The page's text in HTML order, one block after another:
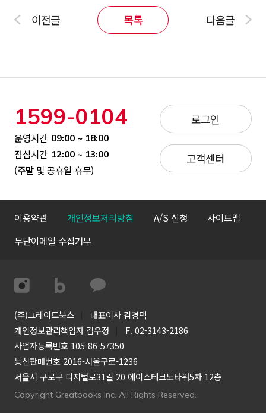
이전글 목록 다음글
1599-0104
운영시간 09:00 ~ 18:00
점심시간 12:00 ~ 13:00
(주말 및 공휴일 휴무)
로그인
고객센터
이용약관 개인정보처리방침 A/S 신청
사이트맵
무단이메일 수집거부
(주)그레이트북스
대표이사 김경택
개인정보관리책임자 김우정
F. 02-3143-2186
사업자등록번호 105-86-57350
통신판매번호 2016-서울구로-1236
서울시 구로구 디지털로31길 20 에이스테크노타워5차 12층
Copyright Greatbooks Inc. All Rights Reserved.